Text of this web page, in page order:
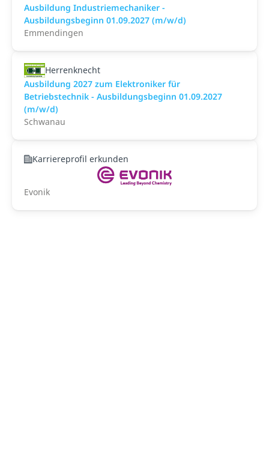
Ausbildung Industriemechaniker -
Ausbildungsbeginn 01.09.2027 (m/w/d)
Emmendingen
Herrenknecht
Ausbildung 2027 zum Elektroniker für
Betriebstechnik - Ausbildungsbeginn 01.09.2027
(m/w/d)
Schwanau
Karriereprofil erkunden
Evonik